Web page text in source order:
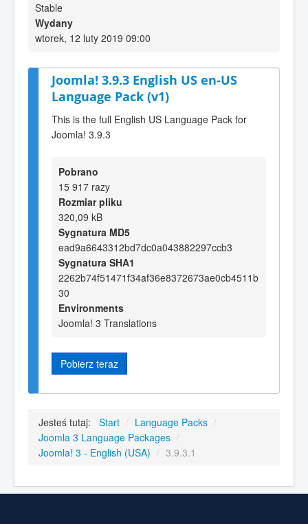
Stable
Wydany
wtorek, 12 luty 2019 09:00
Joomla! 3.9.3 English US en-US
Language Pack (v1)
This is the full English US Language Pack for
Joomla! 3.9.3
Pobrano
15 917 razy
Rozmiar pliku
320,09 kB
Sygnatura MD5
ead9a6643312bd7dc0a043882297ccb3
Sygnatura SHA1
2262b74f51471f34af36e8372673ae0cb4511b
30
Environments
Joomla! 3 Translations
Pobierz teraz
Jesteś tutaj: Start / Language Packs /
Joomla 3 Language Packages /
Joomla! 3 - English (USA) / 3.9.3.1